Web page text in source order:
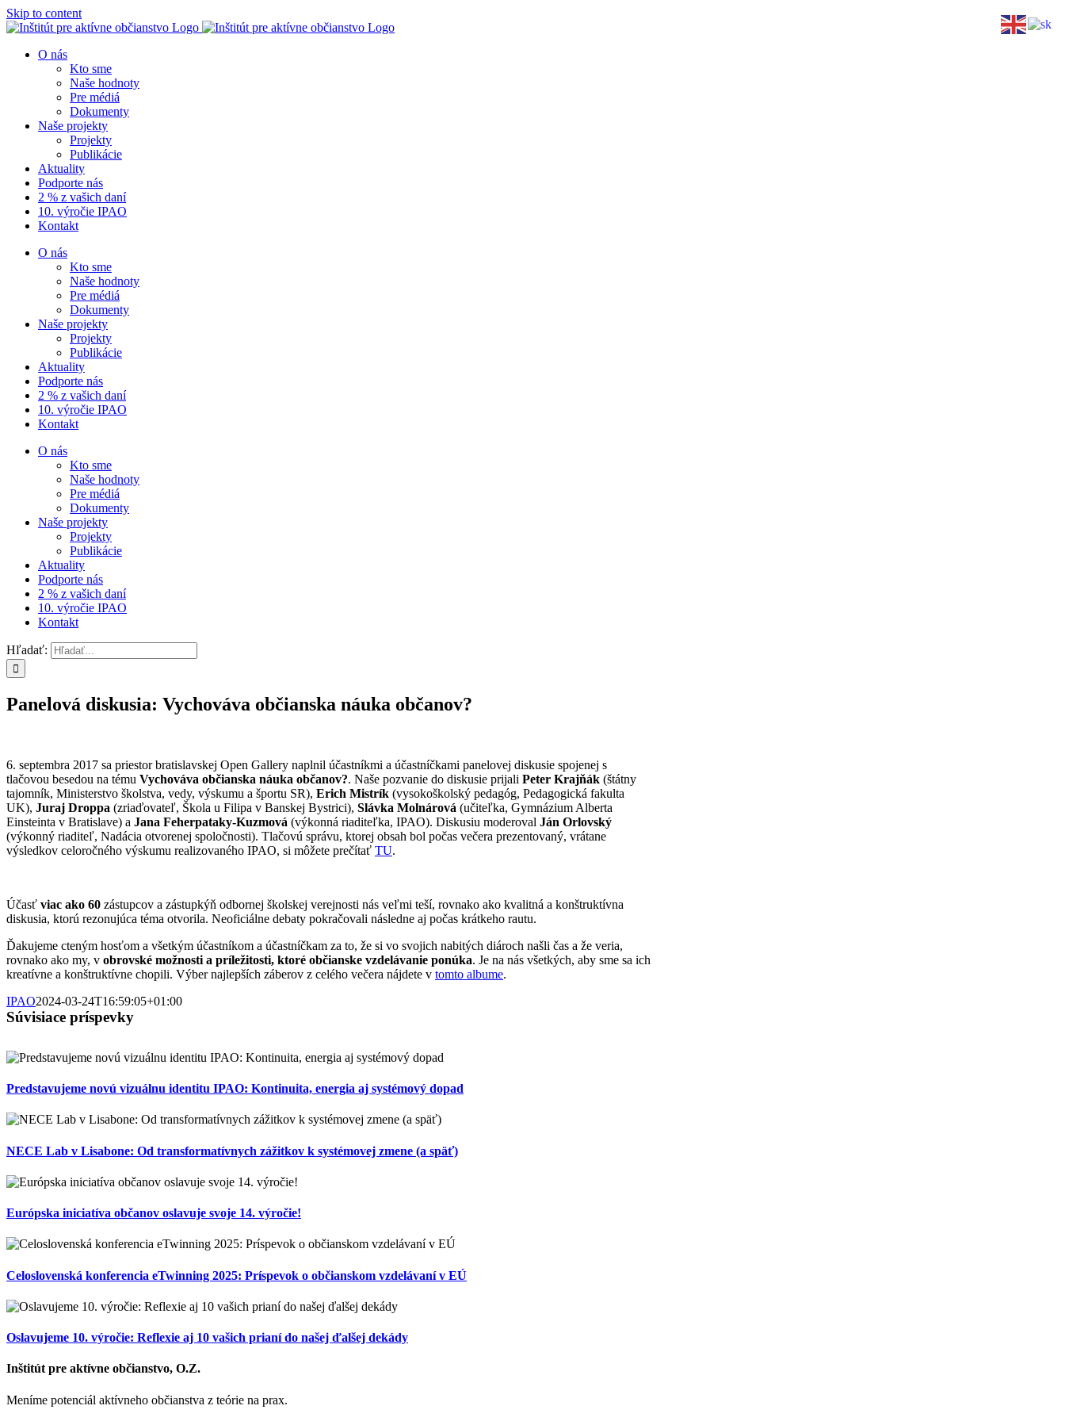
Skip to content
O nás
Kto sme
Naše hodnoty
Pre médiá
Dokumenty
Naše projekty
Projekty
Publikácie
Aktuality
Podporte nás
2 % z vašich daní
10. výročie IPAO
Kontakt
O nás
Kto sme
Naše hodnoty
Pre médiá
Dokumenty
Naše projekty
Projekty
Publikácie
Aktuality
Podporte nás
2 % z vašich daní
10. výročie IPAO
Kontakt
O nás
Kto sme
Naše hodnoty
Pre médiá
Dokumenty
Naše projekty
Projekty
Publikácie
Aktuality
Podporte nás
2 % z vašich daní
10. výročie IPAO
Kontakt
Hľadať:
Panelová diskusia: Vychováva občianska náuka občanov?
6. septembra 2017 sa priestor bratislavskej Open Gallery naplnil účastníkmi a účastníčkami panelovej diskusie spojenej s
tlačovou besedou na tému Vychováva občianska náuka občanov?. Naše pozvanie do diskusie prijali Peter Krajňák (štátny
tajomník, Ministerstvo školstva, vedy, výskumu a športu SR), Erich Mistrík (vysokoškolský pedagóg, Pedagogická fakulta
UK), Juraj Droppa (zriaďovateľ, Škola u Filipa v Banskej Bystrici), Slávka Molnárová (učiteľka, Gymnázium Alberta
Einsteinta v Bratislave) a Jana Feherpataky-Kuzmová (výkonná riaditeľka, IPAO). Diskusiu moderoval Ján Orlovský
(výkonný riaditeľ, Nadácia otvorenej spoločnosti). Tlačovú správu, ktorej obsah bol počas večera prezentovaný, vrátane
výsledkov celoročného výskumu realizovaného IPAO, si môžete prečítať TU.
Účasť viac ako 60 zástupcov a zástupkýň odbornej školskej verejnosti nás veľmi teší, rovnako ako kvalitná a konštruktívna
diskusia, ktorú rezonujúca téma otvorila. Neoficiálne debaty pokračovali následne aj počas krátkeho rautu.
Ďakujeme cteným hosťom a všetkým účastníkom a účastníčkam za to, že si vo svojich nabitých diároch našli čas a že veria,
rovnako ako my, v obrovské možnosti a príležitosti, ktoré občianske vzdelávanie ponúka. Je na nás všetkých, aby sme sa ich
kreatívne a konštruktívne chopili. Výber najlepších záberov z celého večera nájdete v tomto albume.
IPAO2024-03-24T16:59:05+01:00
Súvisiace príspevky
Predstavujeme novú vizuálnu identitu IPAO: Kontinuita, energia aj systémový dopad
NECE Lab v Lisabone: Od transformatívnych zážitkov k systémovej zmene (a späť)
Európska iniciatíva občanov oslavuje svoje 14. výročie!
Celoslovenská konferencia eTwinning 2025: Príspevok o občianskom vzdelávaní v EÚ
Oslavujeme 10. výročie: Reflexie aj 10 vašich prianí do našej ďalšej dekády
Inštitút pre aktívne občianstvo, O.Z.
Meníme potenciál aktívneho občianstva z teórie na prax.